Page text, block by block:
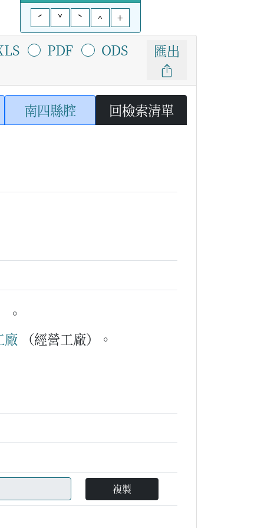
ˊ
ˇ ˋ ^ +
PDF ODS 匯出
南四縣腔 回檢索清單
。
廠 （經營工廠）。
複製